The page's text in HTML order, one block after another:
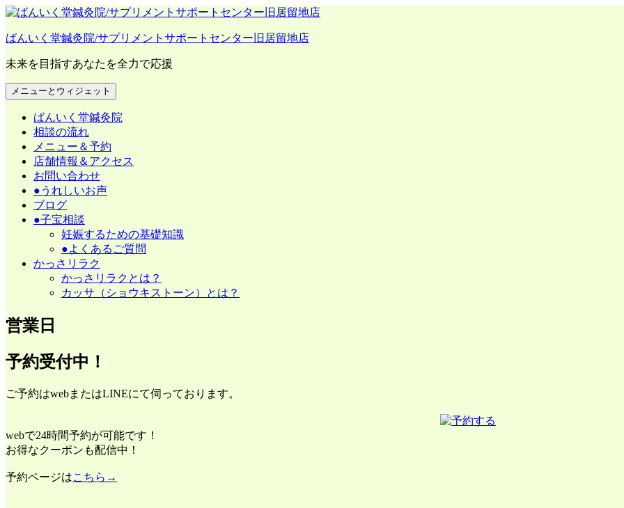
コ
テ
ン
ツ
へ
ス
ばんいく堂鍼灸院/サプリメントサポートセンター旧居留地店
未来を目指すあなたを全力で応援
メニューとウィジェット
ばんいく堂鍼灸院
相談の流れ
メニュー＆予約
店舗情報＆アクセス
お問い合わせ
●うれしいお声
ブログ
●子宝相談
妊娠するための基礎知識
●よくあるご質問
かっさリラク
かっさリラクとは？
カッサ（ショウキストーン）とは？
営業日
予約受付中！
ご予約はwebまたはLINEにて伺っております。
webで24時間予約が可能です！
お得なクーポンも配信中！
予約ページはこちら→